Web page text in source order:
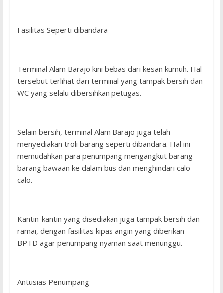
Fasilitas Seperti dibandara
Terminal Alam Barajo kini bebas dari kesan kumuh. Hal
tersebut terlihat dari terminal yang tampak bersih dan
WC yang selalu dibersihkan petugas.
Selain bersih, terminal Alam Barajo juga telah
menyediakan troli barang seperti dibandara. Hal ini
memudahkan para penumpang mengangkut barang-
barang bawaan ke dalam bus dan menghindari calo-
calo.
Kantin-kantin yang disediakan juga tampak bersih dan
ramai, dengan fasilitas kipas angin yang diberikan
BPTD agar penumpang nyaman saat menunggu.
Antusias Penumpang